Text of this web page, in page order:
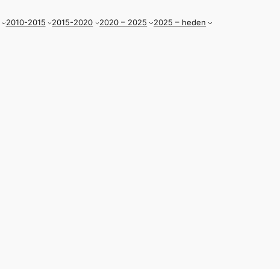
2010-2015 2015-2020 2020 – 2025 2025 – heden